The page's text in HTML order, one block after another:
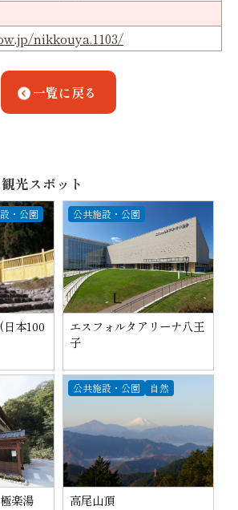
nikkouya.1103/
一覧に戻る
光スポット
・公園
日本100
公共施設・公園
エスフォルタアリーナ八王
子
楽湯
公共施設・公園 自然
高尾山頂